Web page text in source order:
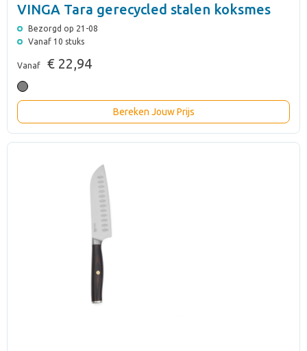
VINGA Tara gerecycled stalen koksmes
Bezorgd op 21-08
Vanaf 10 stuks
Vanaf € 22,94
Bereken Jouw Prijs